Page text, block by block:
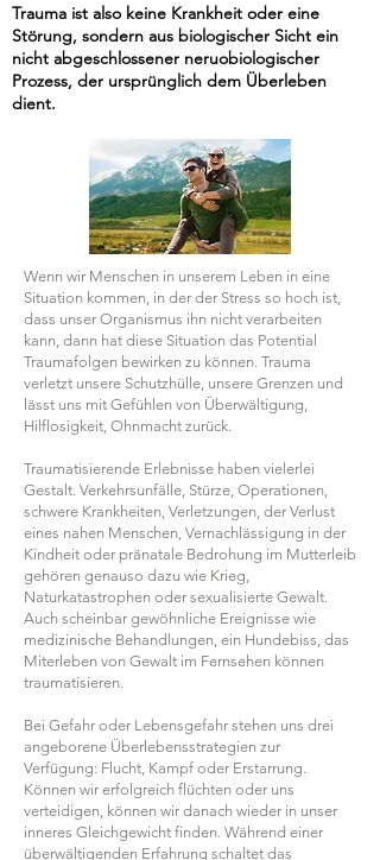
Trauma ist also keine Krankheit oder eine
Störung, sondern aus biologischer Sicht ein
nicht abgeschlossener neruobiologischer
Prozess, der ursprünglich dem Überleben
dient.
Wenn wir Menschen in unserem Leben in eine
Situation kommen, in der der Stress so hoch ist,
dass unser Organismus ihn nicht verarbeiten
kann, dann hat diese Situation das Potential
Traumafolgen bewirken zu können. Trauma
verletzt unsere Schutzhülle, unsere Grenzen und
lässt uns mit Gefühlen von Überwältigung,
Hilflosigkeit, Ohnmacht zurück.
Traumatisierende Erlebnisse haben vielerlei
Gestalt. Verkehrsunfälle, Stürze, Operationen,
schwere Krankheiten, Verletzungen, der Verlust
eines nahen Menschen, Vernachlässigung in der
Kindheit oder pränatale Bedrohung im Mutterleib
gehören genauso dazu wie Krieg,
Naturkatastrophen oder sexualisierte Gewalt.
Auch scheinbar gewöhnliche Ereignisse wie
medizinische Behandlungen, ein Hundebiss, das
Miterleben von Gewalt im Fernsehen können
traumatisieren.
Bei Gefahr oder Lebensgefahr stehen uns drei
angeborene Überlebensstrategien zur
Verfügung: Flucht, Kampf oder Erstarrung.
Können wir erfolgreich flüchten oder uns
verteidigen, können wir danach wieder in unser
inneres Gleichgewicht finden. Während einer
überwältigenden Erfahrung schaltet das